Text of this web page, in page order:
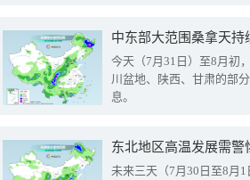
中东部大范围桑拿天
今天（7月31日）至8月初
川盆地、陕西、甘肃的部
息。
东北地区高温发展需
未来三天（7月30日至8月